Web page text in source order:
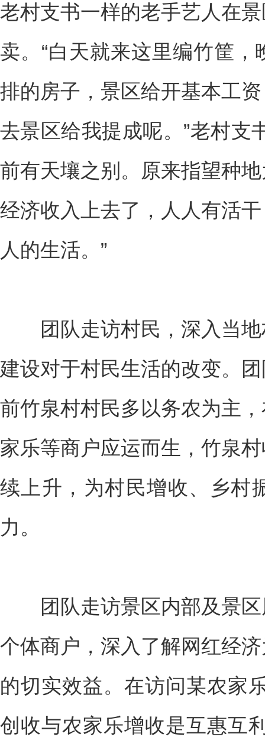
老村支书一样的老手艺人在
卖。“白天就来这里编竹筐
排的房子，景区给开基本工
去景区给我提成呢。”老村支
前有天壤之别。原来指望种
经济收入上去了，人人有活
人的生活。”
团队走访村民，深入当地
建设对于村民生活的改变。
前竹泉村村民多以务农为主
家乐等商户应运而生，竹泉
续上升，为村民增收、乡村
力。
团队走访景区内部及景区
个体商户，深入了解网红经
的切实效益。在访问某农家
创收与农家乐增收是互惠互